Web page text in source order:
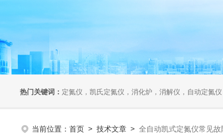
热门关键词： 定氮仪，凯氏定氮仪，消化炉，消解仪，自动定氮仪，全自
当前位置： 首页 > 技术文章 > 全自动凯式定氮仪常见